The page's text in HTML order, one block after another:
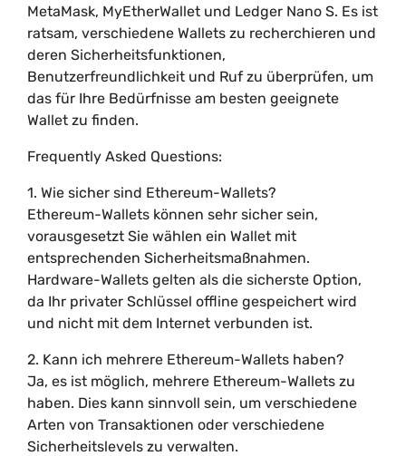
MetaMask, MyEtherWallet und Ledger Nano S. Es ist
ratsam, verschiedene Wallets zu recherchieren und
deren Sicherheitsfunktionen,
Benutzerfreundlichkeit und Ruf zu überprüfen, um
das für Ihre Bedürfnisse am besten geeignete
Wallet zu finden.
Frequently Asked Questions:
1. Wie sicher sind Ethereum-Wallets?
Ethereum-Wallets können sehr sicher sein,
vorausgesetzt Sie wählen ein Wallet mit
entsprechenden Sicherheitsmaßnahmen.
Hardware-Wallets gelten als die sicherste Option,
da Ihr privater Schlüssel offline gespeichert wird
und nicht mit dem Internet verbunden ist.
2. Kann ich mehrere Ethereum-Wallets haben?
Ja, es ist möglich, mehrere Ethereum-Wallets zu
haben. Dies kann sinnvoll sein, um verschiedene
Arten von Transaktionen oder verschiedene
Sicherheitslevels zu verwalten.